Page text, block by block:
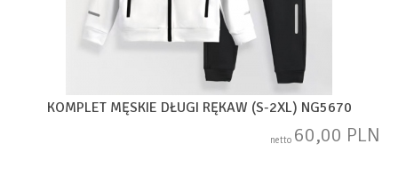
KOMPLET MĘSKIE DŁUGI RĘKAW (S-2XL) NG5670
netto 60,00 PLN